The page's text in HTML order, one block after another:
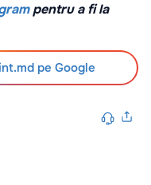
pentru a fi la
pe Google